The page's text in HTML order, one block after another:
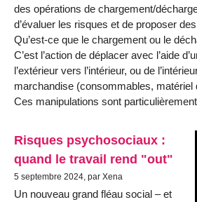
des opérations de chargement/
d’évaluer les risques et de proposer
Qu’est-ce que le chargement ou le
C’est l’action de déplacer avec l’aide
l’extérieur vers l’intérieur, ou de
marchandise (consommables, matériel
Ces manipulations sont
Risques psychosociaux :
quand le travail rend "out"
5 septembre 2024, par Xena
Un nouveau grand fléau social – et